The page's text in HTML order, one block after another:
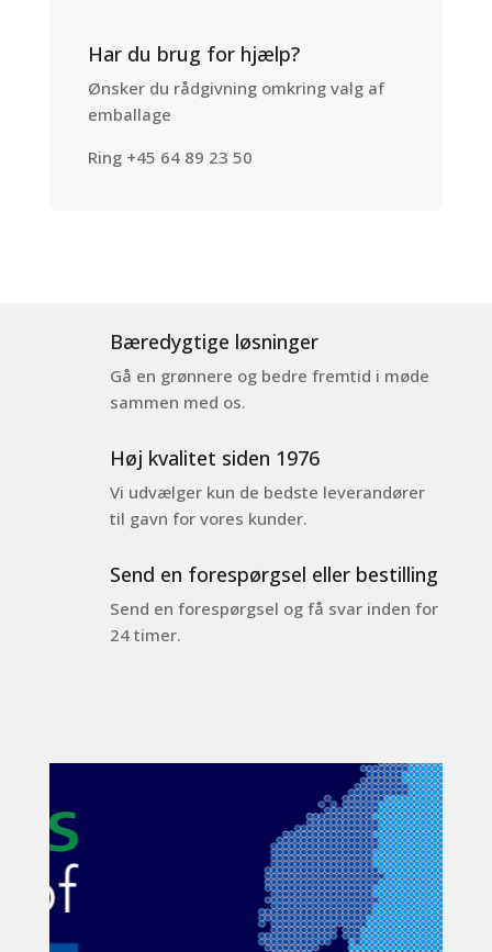
Har du brug for hjælp?
Ønsker du rådgivning omkring valg af
emballage
Ring +45 64 89 23 50
Bæredygtige løsninger
Gå en grønnere og bedre fremtid i møde
sammen med os.
Høj kvalitet siden 1976
Vi udvælger kun de bedste leverandører
til gavn for vores kunder.
Send en forespørgsel eller bestilling
Send en forespørgsel og få svar inden for
24 timer.